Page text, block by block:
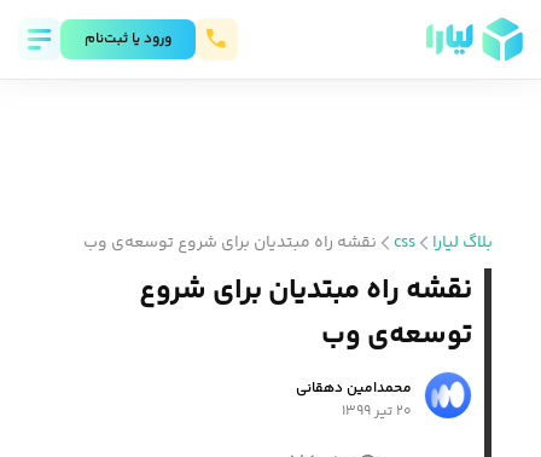
ورود يا ثبت‌نام
بلاگ لیارا css نقشه ‌راه مبتدیان برای شروع توسعه‌ی وب
نقشه ‌راه مبتدیان برای شروع
توسعه‌ی وب
محمد‌امین دهقانی
۲۰ تیر ۱۳۹۹